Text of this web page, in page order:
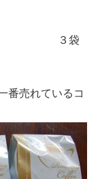
３袋
番売れているコ